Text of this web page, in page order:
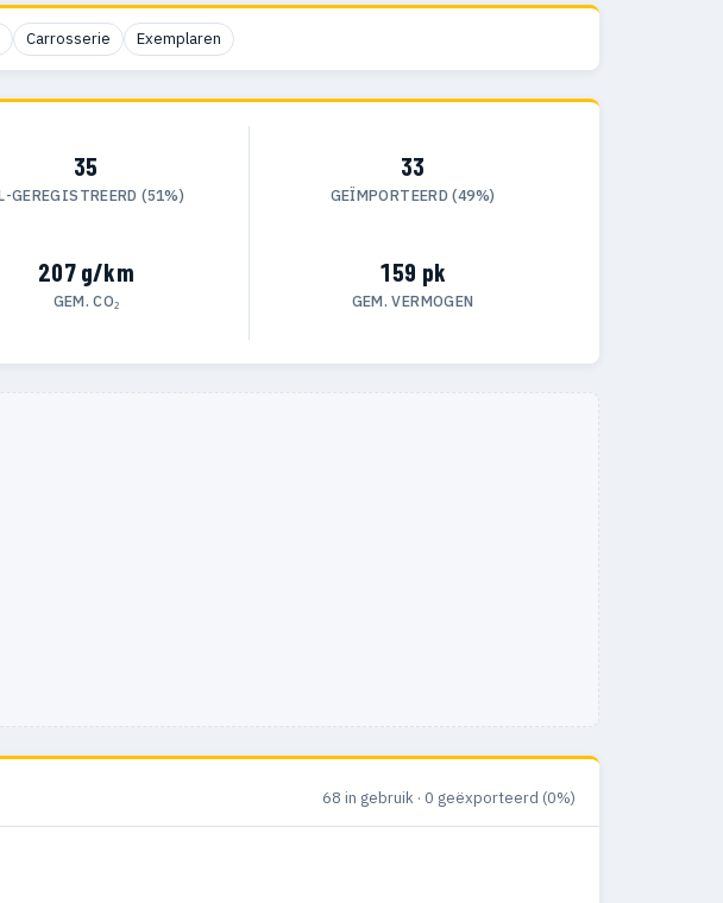
Carrosserie Exemplaren
35
GEREGISTREERD (51%)
33
GEÏMPORTEERD (49%)
207 g/km
GEM. CO₂
159 pk
GEM. VERMOGEN
68 in gebruik · 0 geëxporteerd (0%)